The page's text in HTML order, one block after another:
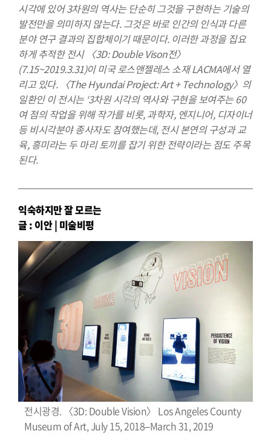
시각에 있어 3차원의 역사는 단순히 그것을 구현하는 기술의
발전만을 의미하지 않는다. 그것은 바로 인간의 인식과 다른
분야 연구 결과의 집합체이기 때문이다. 이러한 과정을 집요
하게 추적한 전시 〈3D: Double Vison전〉
(7.15~2019.3.31)이 미국 로스앤젤레스 소재 LACMA에서 열
리고 있다. 〈The Hyundai Project: Art + Technology〉의
일환인 이 전시는 ‘3차원 시각의 역사와 구현을 보여주는 60
여 점의 작업을 위해 작가를 비롯, 과학자, 엔지니어, 디자이너
등 비시각분야 종사자도 참여했는데, 전시 본연의 구성과 교
육, 흥미라는 두 마리 토끼를 잡기 위한 전략이라는 점도 주목
된다.
익숙하지만 잘 모르는
글 : 이안 | 미술비평
전시광경. 〈3D: Double Vision〉 Los Angeles County
Museum of Art, July 15, 2018–March 31, 2019